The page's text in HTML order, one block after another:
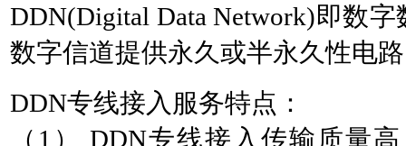
DDN(Digital Data Network)即数字
数字信道提供永久或半永久性电
DDN专线接入服务特点：
（ 1 ） DDN专线接入传输质量